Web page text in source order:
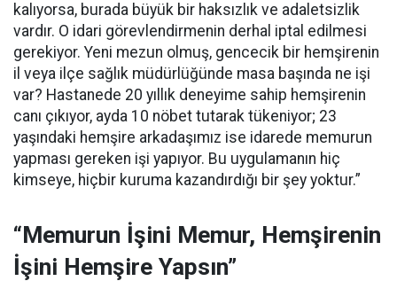
kalıyorsa, burada büyük bir haksızlık ve adaletsizlik
vardır. O idari görevlendirmenin derhal iptal edilmesi
gerekiyor. Yeni mezun olmuş, gencecik bir hemşirenin
il veya ilçe sağlık müdürlüğünde masa başında ne işi
var? Hastanede 20 yıllık deneyime sahip hemşirenin
canı çıkıyor, ayda 10 nöbet tutarak tükeniyor; 23
yaşındaki hemşire arkadaşımız ise idarede memurun
yapması gereken işi yapıyor. Bu uygulamanın hiç
kimseye, hiçbir kuruma kazandırdığı bir şey yoktur.”
“Memurun İşini Memur, Hemşirenin
İşini Hemşire Yapsın”